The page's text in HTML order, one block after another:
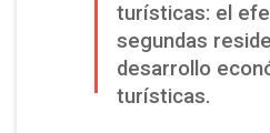
turísticas: el
segundas
desarrollo
turísticas.